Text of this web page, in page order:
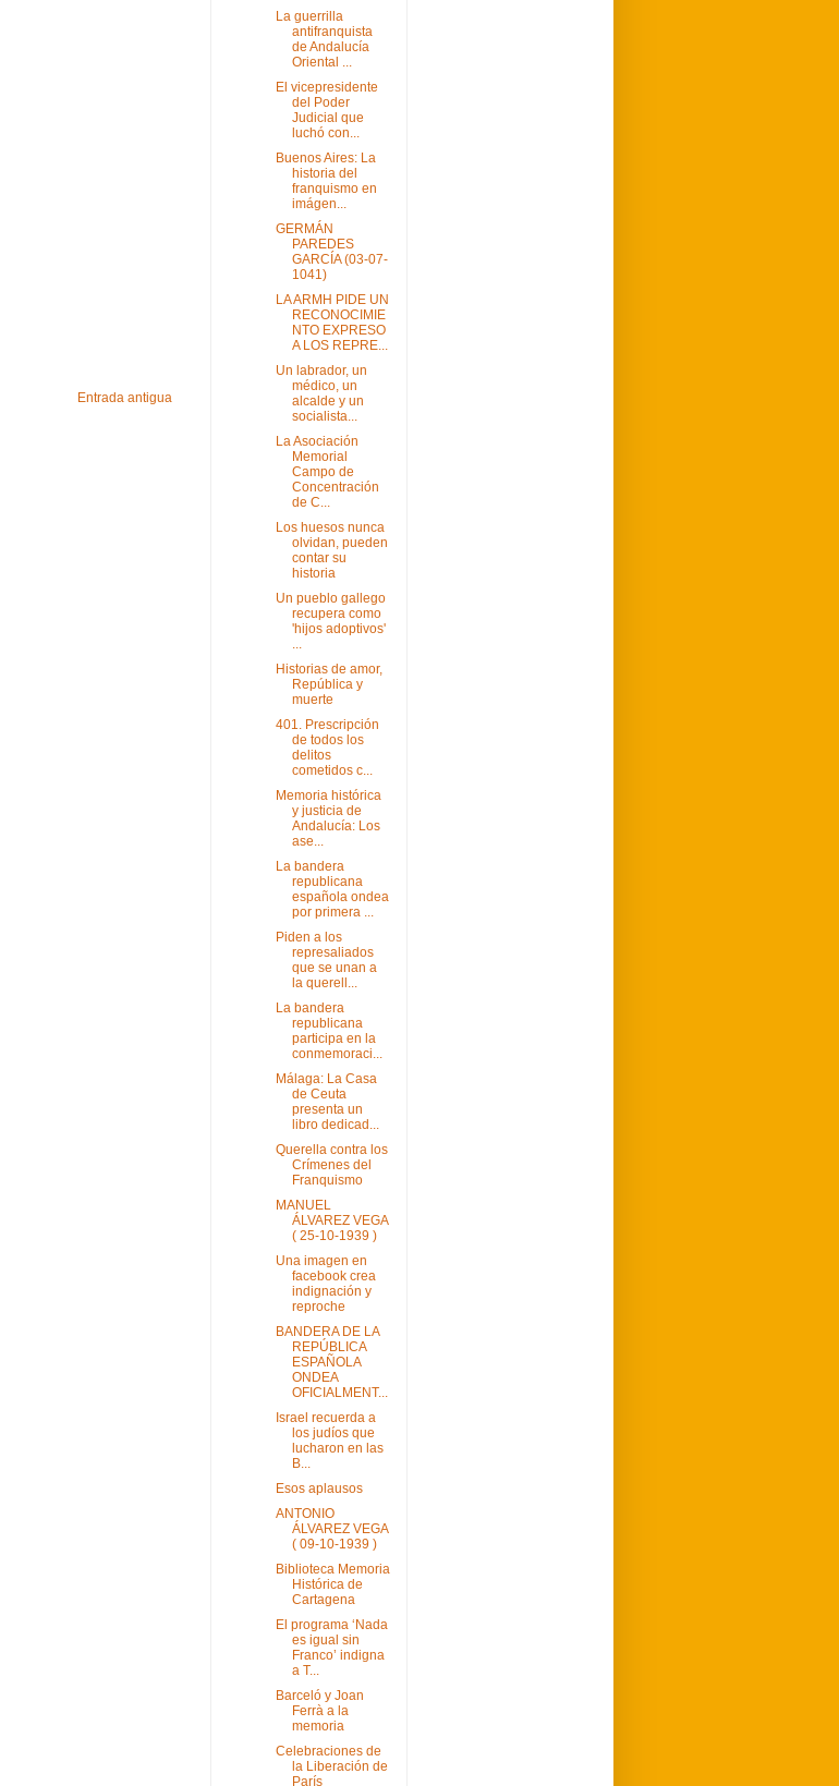
Entrada antigua
La guerrilla
antifranquista
de Andalucía
Oriental ...
El vicepresidente
del Poder
Judicial que
luchó con...
Buenos Aires: La
historia del
franquismo en
imágen...
GERMÁN
PAREDES
GARCÍA (03-07-
1041)
LA ARMH PIDE UN
RECONOCIMIE
NTO EXPRESO
A LOS REPRE...
Un labrador, un
médico, un
alcalde y un
socialista...
La Asociación
Memorial
Campo de
Concentración
de C...
Los huesos nunca
olvidan, pueden
contar su
historia
Un pueblo gallego
recupera como
'hijos adoptivos'
Historias de amor,
República y
muerte
401. Prescripción
de todos los
delitos
cometidos c...
Memoria histórica
y justicia de
Andalucía: Los
ase...
La bandera
republicana
española ondea
por primera ...
Piden a los
represaliados
que se unan a
la querell...
La bandera
republicana
participa en la
conmemoraci...
Málaga: La Casa
de Ceuta
presenta un
libro dedicad...
Querella contra los
Crímenes del
Franquismo
MANUEL
ÁLVAREZ VEGA
( 25-10-1939 )
Una imagen en
facebook crea
indignación y
reproche
BANDERA DE LA
REPÚBLICA
ESPAÑOLA
ONDEA
OFICIALMENT...
Israel recuerda a
los judíos que
lucharon en las
B...
Esos aplausos
ANTONIO
ÁLVAREZ VEGA
( 09-10-1939 )
Biblioteca Memoria
Histórica de
Cartagena
El programa ‘Nada
es igual sin
Franco’ indigna
a T...
Barceló y Joan
Ferrà a la
memoria
Celebraciones de
la Liberación de
París